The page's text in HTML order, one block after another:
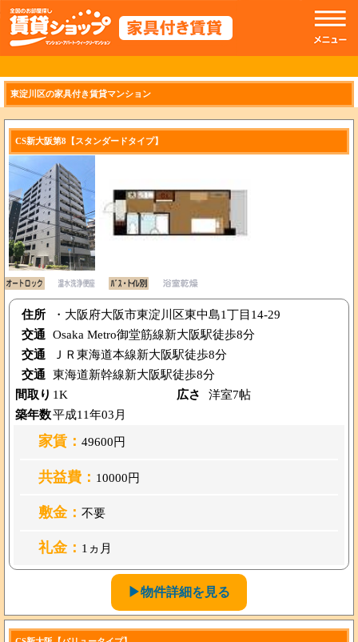
//トップのスライドショー
東淀川区の家具付き賃貸マンション
CS新大阪第8【スタンダードタイプ】
住所
・大阪府大阪市東淀川区東中島1丁目14-29
交通 Osaka Metro御堂筋線新大阪駅徒歩8分
交通
ＪＲ東海道本線新大阪駅徒歩8分
交通 東海道新幹線新大阪駅徒歩8分
間取り 1K 広さ
洋室7帖
築年数平成11年03月
家賃： 49600円
共益費： 10000円
敷金： 不要
礼金： 1ヵ月
▶物件詳細を見る